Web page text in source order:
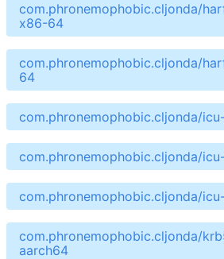
com.phronemophobic.cljonda/
x86-64
com.phronemophobic.cljonda/
64
com.phronemophobic.cljonda/
com.phronemophobic.cljonda/
com.phronemophobic.cljonda/
com.phronemophobic.cljonda/
aarch64